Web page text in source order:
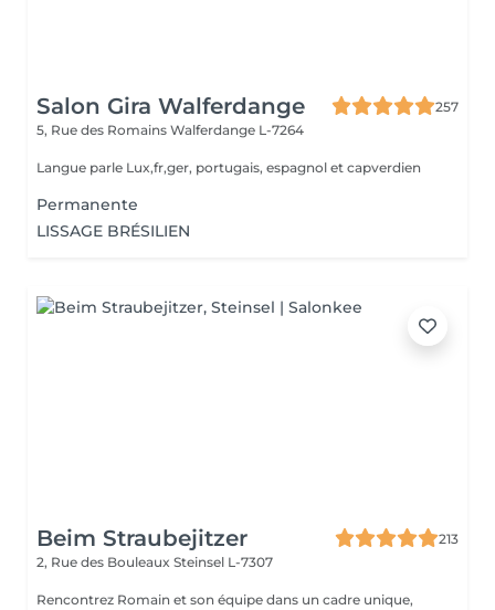
Salon Gira Walferdange
257
5, Rue des Romains Walferdange L-7264
Langue parle Lux,fr,ger, portugais, espagnol et capverdien
Permanente
LISSAGE BRÉSILIEN
Beim Straubejitzer
213
2, Rue des Bouleaux Steinsel L-7307
Rencontrez Romain et son équipe dans un cadre unique,